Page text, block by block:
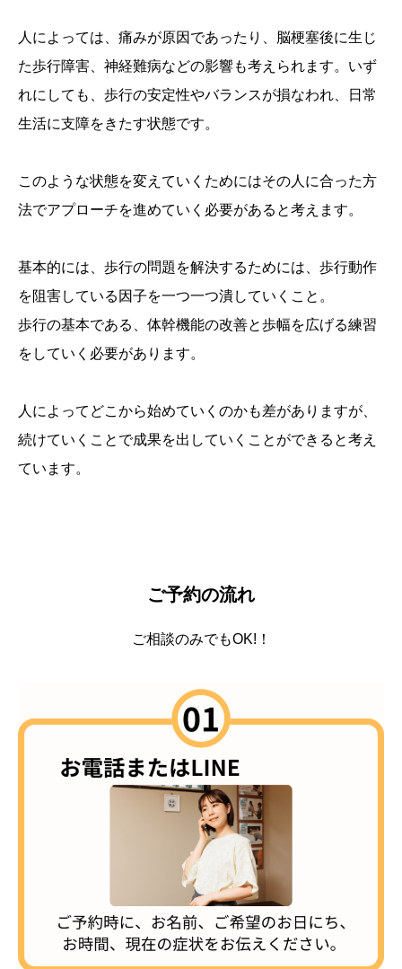
人によっては、痛みが原因であったり、脳梗塞後に生じ
た歩行障害、神経難病などの影響も考えられます。いず
れにしても、歩行の安定性やバランスが損なわれ、日常
生活に支障をきたす状態です。
このような状態を変えていくためにはその人に合った方
法でアプローチを進めていく必要があると考えます。
基本的には、歩行の問題を解決するためには、歩行動作
を阻害している因子を一つ一つ潰していくこと。
歩行の基本である、体幹機能の改善と歩幅を広げる練習
をしていく必要があります。
人によってどこから始めていくのかも差がありますが、
続けていくことで成果を出していくことができると考え
ています。
ご予約の流れ
ご相談のみでもOK!！